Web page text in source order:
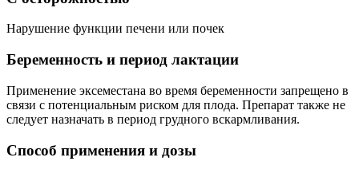
Нарушение функции печени или почек
Беременность и период лактации
Применение эксеместана во время беременности запрещено в
связи с потенциальным риском для плода. Препарат также не
следует назначать в период грудного вскармливания.
Способ применения и дозы